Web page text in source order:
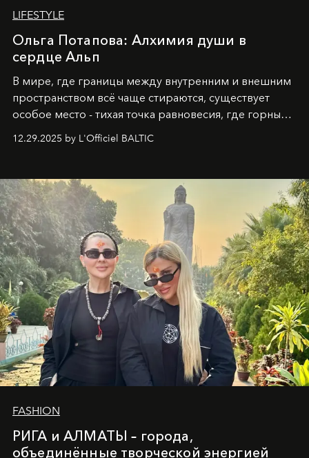
LIFESTYLE
Ольга Потапова: Алхимия души в
сердце Альп
В мире, где границы между внутренним и внешним
пространством всё чаще стираются, существует
особое место - тихая точка равновесия, где горные
вершины Швейцарии встречаются с бездонными
глубинами человеческой души. Здесь, на стыке
Ольга Потапова - женщина, чей путь от поиска
истины превратился в искусство превращения
человеческих кризисов в возможности для
возрождения.
12.29.2025 by L'Officiel BALTIC
FASHION
РИГА и АЛМАТЫ – города,
объединённые творческой энергией